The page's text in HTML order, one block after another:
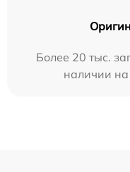
Более 20 тыс.
наличии на